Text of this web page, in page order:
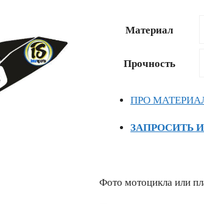
–
Материал
Прочность
ПРО
ЗАПРОСИТЬ
Фото мотоцикла или